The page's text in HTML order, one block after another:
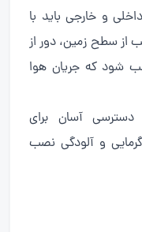
و خارجی باید با
از سطح زمین، دور از
شود که جریان هوا
دسترسی آسان برای
و آلودگی نصب